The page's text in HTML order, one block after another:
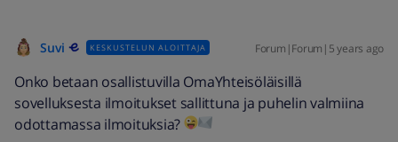
Suvi KESKUSTELUN ALOITTAJA Forum|Forum|5 years ago
Onko betaan osallistuvilla OmaYhteisöläisillä
sovelluksesta ilmoitukset sallittuna ja puhelin valmiina
odottamassa ilmoituksia?